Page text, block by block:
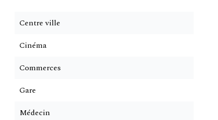
Centre ville
Cinéma
Commerces
Gare
Médecin